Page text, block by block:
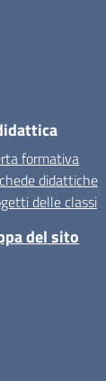
formativa
didattiche
delle classi
del sito